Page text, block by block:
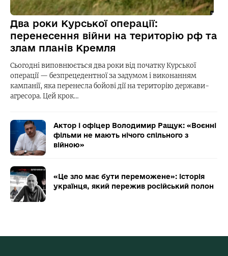
Два роки Курської операції:
перенесення війни на територію рф та
злам планів Кремля
Сьогодні виповнюється два роки від початку Курської
операції — безпрецедентної за задумом і виконанням
кампанії, яка перенесла бойові дії на територію держави-
агресора. Цей крок…
Актор і офіцер Володимир Ращук: «Воєнні
фільми не мають нічого спільного з
війною»
«Це зло має бути переможене»: історія
українця, який пережив російський полон